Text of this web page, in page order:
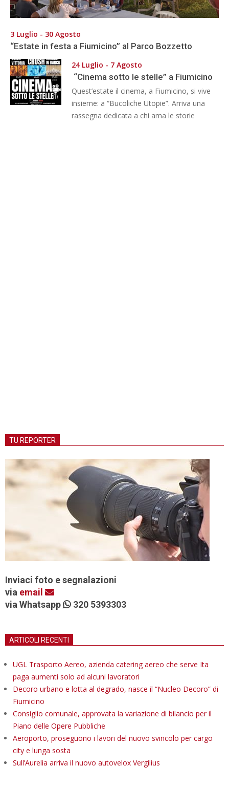
3 Luglio - 30 Agosto
“Estate in festa a Fiumicino” al Parco Bozzetto
24 Luglio - 7 Agosto
“Cinema sotto le stelle” a Fiumicino
Quest’estate il cinema, a Fiumicino, si vive
insieme: a “Bucoliche Utopie”. Arriva una
rassegna dedicata a chi ama le storie
TU REPORTER
Inviaci foto e segnalazioni
via email
via Whatsapp
320 5393303
ARTICOLI RECENTI
UGL Trasporto Aereo, azienda catering aereo che serve Ita
paga aumenti solo ad alcuni lavoratori
Decoro urbano e lotta al degrado, nasce il “Nucleo Decoro” di
Fiumicino
Consiglio comunale, approvata la variazione di bilancio per il
Piano delle Opere Pubbliche
Aeroporto, proseguono i lavori del nuovo svincolo per cargo
city e lunga sosta
Sull’Aurelia arriva il nuovo autovelox Vergilius